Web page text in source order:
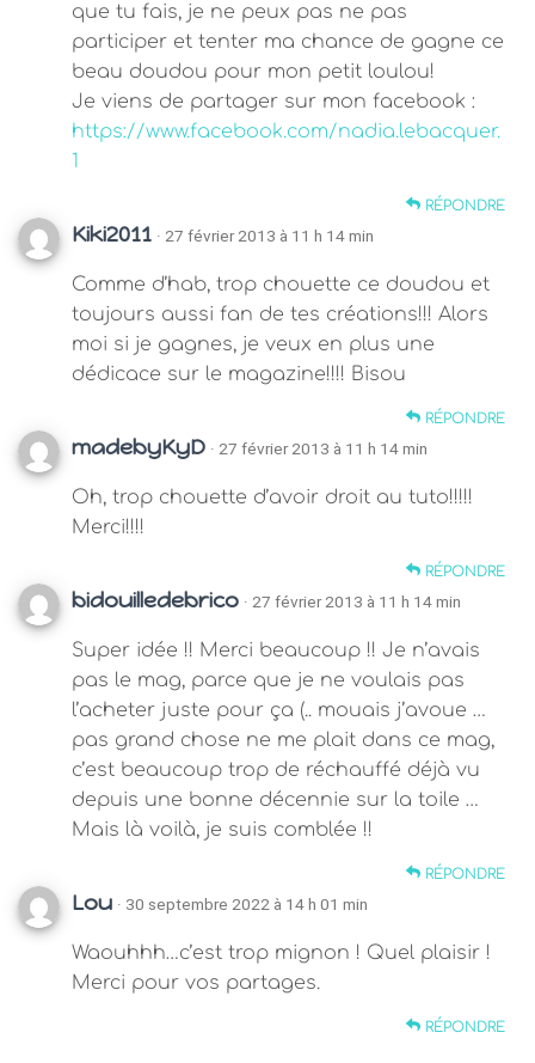
que tu fais, je ne peux pas ne pas
participer et tenter ma chance de gagne ce
beau doudou pour mon petit loulou!
Je viens de partager sur mon facebook :
https://www.facebook.com/nadia.lebacquer.
1
RÉPONDRE
Kiki2011 · 27 février 2013 à 11 h 14 min
Comme d’hab, trop chouette ce doudou et
toujours aussi fan de tes créations!!! Alors
moi si je gagnes, je veux en plus une
dédicace sur le magazine!!!! Bisou
RÉPONDRE
madebyKyD · 27 février 2013 à 11 h 14 min
Oh, trop chouette d’avoir droit au tuto!!!!!
Merci!!!!
RÉPONDRE
bidouilledebrico · 27 février 2013 à 11 h 14 min
Super idée !! Merci beaucoup !! Je n’avais
pas le mag, parce que je ne voulais pas
l’acheter juste pour ça (.. mouais j’avoue …
pas grand chose ne me plait dans ce mag,
c’est beaucoup trop de réchauffé déjà vu
depuis une bonne décennie sur la toile …
Mais là voilà, je suis comblée !!
RÉPONDRE
Lou · 30 septembre 2022 à 14 h 01 min
Waouhhh…c’est trop mignon ! Quel plaisir !
Merci pour vos partages.
RÉPONDRE